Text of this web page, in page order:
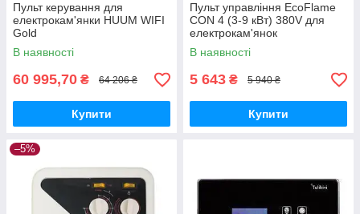
Пульт керування для
електрокам'янки HUUM WIFI
Gold
В наявності
60 995,70 ₴ 64 206 ₴
Купити
Пульт управління EcoFlame
CON 4 (3-9 кВт) 380V для
електрокам'янок
В наявності
5 643 ₴ 5 940 ₴
Купити
–5%